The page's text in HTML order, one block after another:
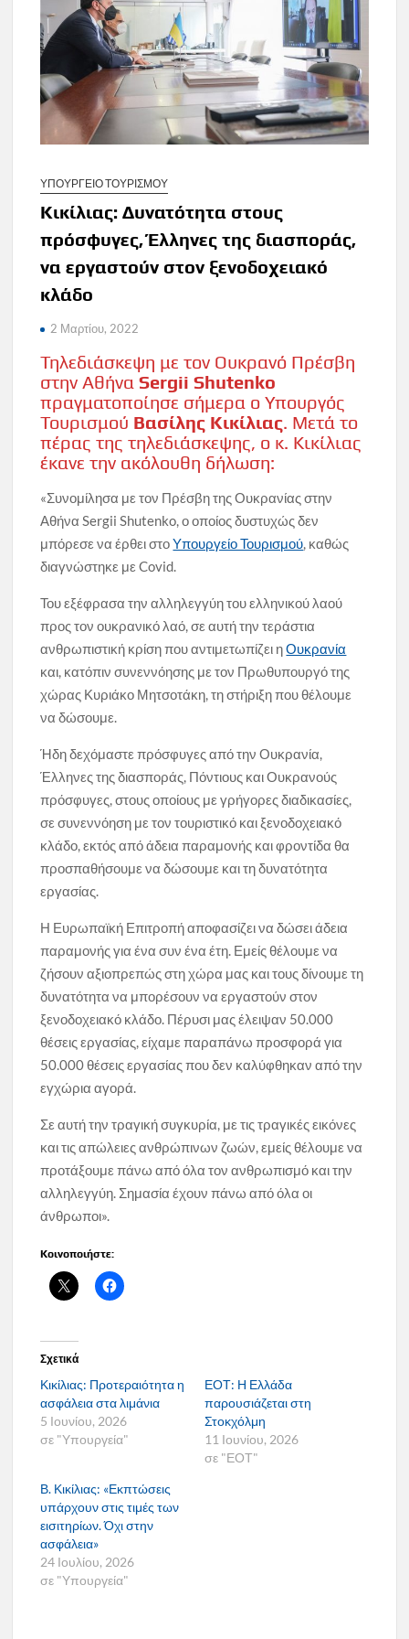
ΥΠΟΥΡΓΕΙΟ ΤΟΥΡΙΣΜΟΥ
Κικίλιας: Δυνατότητα στους
πρόσφυγες, Έλληνες της διασποράς,
να εργαστούν στον ξενοδοχειακό
κλάδο
2 Μαρτίου, 2022
Τηλεδιάσκεψη με τον Ουκρανό Πρέσβη
στην ΑθήναSergii Shutenko
πραγματοποίησε σήμερα ο Υπουργός
Τουρισμού Βασίλης Κικίλιας. Μετά το
πέρας της τηλεδιάσκεψης, ο κ. Κικίλιας
έκανε την ακόλουθη δήλωση:
«Συνομίλησα με τον Πρέσβη της Ουκρανίας στην
Αθήνα Sergii Shutenko, ο οποίος δυστυχώς δεν
μπόρεσε να έρθει στοΥπουργείο Τουρισμού, καθώς
διαγνώστηκε με Covid.
Του εξέφρασα την αλληλεγγύη του ελληνικού λαού
προς τον ουκρανικό λαό, σε αυτή την τεράστια
ανθρωπιστική κρίση που αντιμετωπίζει ηΟυκρανία
και, κατόπιν συνεννόησης με τον Πρωθυπουργό της
χώρας Κυριάκο Μητσοτάκη, τη στήριξη που θέλουμε
να δώσουμε.
Ήδη δεχόμαστε πρόσφυγες από την Ουκρανία,
Έλληνες της διασποράς, Πόντιους και Ουκρανούς
πρόσφυγες, στους οποίους με γρήγορες διαδικασίες,
σε συνεννόηση με τον τουριστικό και ξενοδοχειακό
κλάδο, εκτός από άδεια παραμονής και φροντίδα θα
προσπαθήσουμε να δώσουμε και τη δυνατότητα
εργασίας.
Η Ευρωπαϊκή Επιτροπή αποφασίζει να δώσει άδεια
παραμονής για ένα συν ένα έτη. Εμείς θέλουμε να
ζήσουν αξιοπρεπώς στη χώρα μας και τους δίνουμε τη
δυνατότητα να μπορέσουν να εργαστούν στον
ξενοδοχειακό κλάδο. Πέρυσι μας έλειψαν 50.000
θέσεις εργασίας, είχαμε παραπάνω προσφορά για
50.000 θέσεις εργασίας που δεν καλύφθηκαν από την
εγχώρια αγορά.
Σε αυτή την τραγική συγκυρία, με τις τραγικές εικόνες
και τις απώλειες ανθρώπινων ζωών, εμείς θέλουμε να
προτάξουμε πάνω από όλα τον ανθρωπισμό και την
αλληλεγγύη. Σημασία έχουν πάνω από όλα οι
άνθρωποι».
Κοινοποιήστε:
Σχετικά
Κικίλιας: Προτεραιότητα η
ασφάλεια στα λιμάνια
5 Ιουνίου, 2026
σε "Υπουργεία"
ΕΟΤ: Η Ελλάδα
παρουσιάζεται στη
Στοκχόλμη
11 Ιουνίου, 2026
σε "ΕΟΤ"
Β. Κικίλιας: «Εκπτώσεις
υπάρχουν στις τιμές των
εισιτηρίων. Όχι στην
ασφάλεια»
24 Ιουλίου, 2026
σε "Υπουργεία"